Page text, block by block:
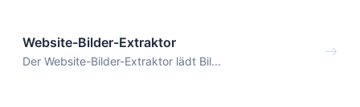
Website-Bilder-Extraktor
Der Website-Bilder-Extraktor lädt Bil...